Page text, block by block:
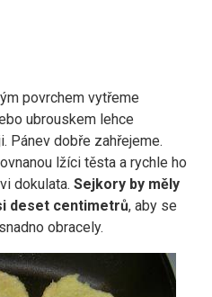
povrchem vytřeme
ubrouskem lehce
Pánev dobře zahřejeme.
lžíci těsta a rychle ho
dokulata. Sejkory by měly
deset centimetrů, aby se
obracely.